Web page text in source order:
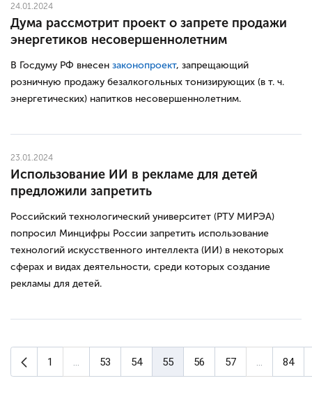
24.01.2024
Дума рассмотрит проект о запрете продажи
энергетиков несовершеннолетним
В Госдуму РФ внесен законопроект, запрещающий
розничную продажу безалкогольных тонизирующих (в т. ч.
энергетических) напитков несовершеннолетним.
23.01.2024
Использование ИИ в рекламе для детей
предложили запретить
Российский технологический университет (РТУ МИРЭА)
попросил Минцифры России запретить использование
технологий искусственного интеллекта (ИИ) в некоторых
сферах и видах деятельности, среди которых создание
рекламы для детей.
Предыдущая страница
1 53 54 55 56 57 84